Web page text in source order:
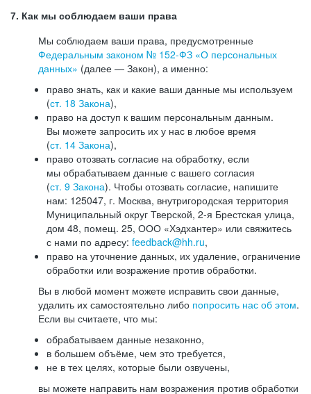
7. Как мы соблюдаем ваши права
Мы соблюдаем ваши права, предусмотренные
Федеральным законом № 152-ФЗ «О персональных
данных» (далее — Закон), а именно:
право знать, как и какие ваши данные мы используем
(ст. 18 Закона),
право на доступ к вашим персональным данным.
Вы можете запросить их у нас в любое время
(ст. 14 Закона),
право отозвать согласие на обработку, если
мы обрабатываем данные с вашего согласия
(ст. 9 Закона). Чтобы отозвать согласие, напишите
нам: 125047, г. Москва, внутригородская территория
Муниципальный округ Тверской, 2-я Брестская улица,
дом 48, помещ. 25, ООО «Хэдхантер» или свяжитесь
с нами по адресу: feedback@hh.ru,
право на уточнение данных, их удаление, ограничение
обработки или возражение против обработки.
Вы в любой момент можете исправить свои данные,
удалить их самостоятельно либо попросить нас об этом.
Если вы считаете, что мы:
обрабатываем данные незаконно,
в большем объёме, чем это требуется,
не в тех целях, которые были озвучены,
вы можете направить нам возражения против обработки